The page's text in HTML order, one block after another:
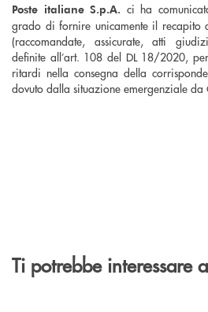
Poste italiane S.p.A. ci ha
grado di fornire unicamente il recapito
(raccomandate, assicurate, atti
definite all’art. 108 del DL 18/2020,
ritardi nella consegna della
dovuto dalla situazione emergenziale da
Ti potrebbe interessare